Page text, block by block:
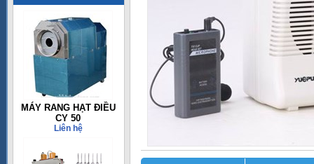
MÁY RANG HẠT ĐIỀU
CY 50
Liên hệ